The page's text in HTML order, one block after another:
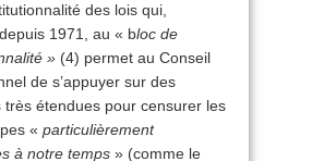
des lois qui,
1971, au « bloc de
» (4) permet au Conseil
de s’appuyer sur des
très étendues pour censurer les
« particulièrement
à notre temps » (comme le